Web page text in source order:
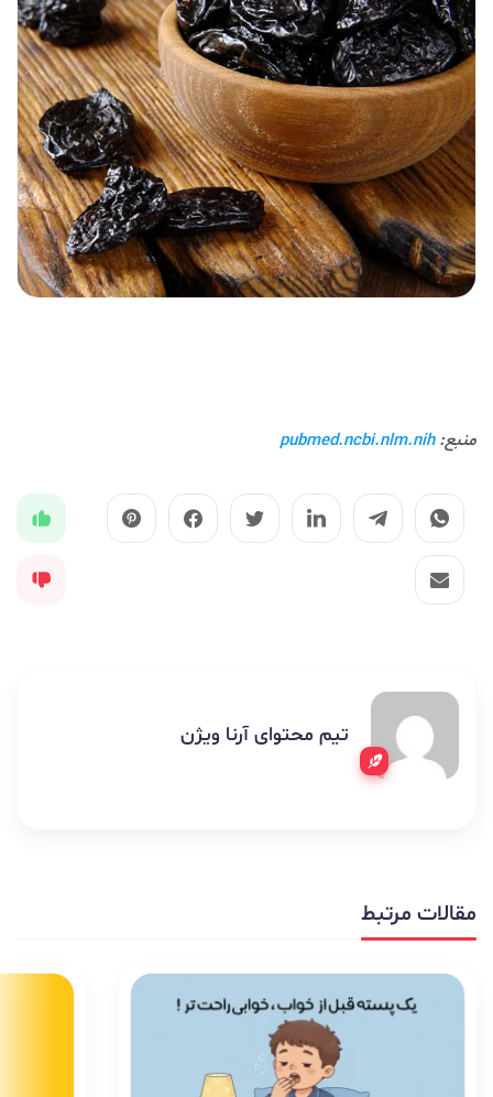
منبع:pubmed.ncbi.nlm.nih
تیم محتوای آرنا ویژن
مقالات مرتبط